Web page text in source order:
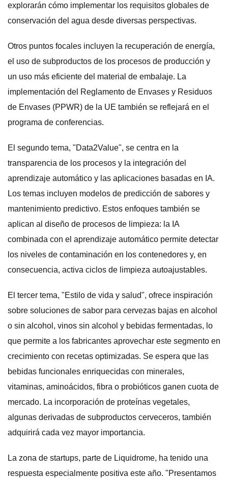
explorarán cómo implementar los requisitos globales de
conservación del agua desde diversas perspectivas.
Otros puntos focales incluyen la recuperación de energía,
el uso de subproductos de los procesos de producción y
un uso más eficiente del material de embalaje. La
implementación del Reglamento de Envases y Residuos
de Envases (PPWR) de la UE también se reflejará en el
programa de conferencias.
El segundo tema, "Data2Value", se centra en la
transparencia de los procesos y la integración del
aprendizaje automático y las aplicaciones basadas en IA.
Los temas incluyen modelos de predicción de sabores y
mantenimiento predictivo. Estos enfoques también se
aplican al diseño de procesos de limpieza: la IA
combinada con el aprendizaje automático permite detectar
los niveles de contaminación en los contenedores y, en
consecuencia, activa ciclos de limpieza autoajustables.
El tercer tema, "Estilo de vida y salud", ofrece inspiración
sobre soluciones de sabor para cervezas bajas en alcohol
o sin alcohol, vinos sin alcohol y bebidas fermentadas, lo
que permite a los fabricantes aprovechar este segmento en
crecimiento con recetas optimizadas. Se espera que las
bebidas funcionales enriquecidas con minerales,
vitaminas, aminoácidos, fibra o probióticos ganen cuota de
mercado. La incorporación de proteínas vegetales,
algunas derivadas de subproductos cerveceros, también
adquirirá cada vez mayor importancia.
La zona de startups, parte de Liquidrome, ha tenido una
respuesta especialmente positiva este año. "Presentamos